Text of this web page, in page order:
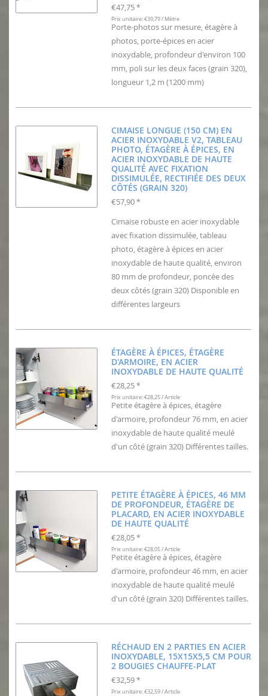
€47,75 *
Prix unitaire: €39,79 / Mètre
Porte-photos sur mesure, étagère à
photos, porte-épices en acier
inoxydable, profondeur d'environ 100
mm, poli sur les deux faces (grain 320),
longueur 1,2 m (1200 mm)
CIMAISE LONGUE (150 CM) EN
ACIER INOXYDABLE V2, TABLEAU
PHOTO, ÉTAGÈRE À ÉPICES, EN
ACIER INOXYDABLE DE HAUTE
QUALITÉ AVEC FIXATION
DISSIMULÉE, RECTIFIÉE DES DEUX
CÔTÉS (GRAIN 320)
€57,90 *
Cimaise robuste en acier inoxydable
avec fixation dissimulée, tableau
photo, étagère à épices en acier
inoxydable de haute qualité, environ
80 mm de profondeur, poncée des
deux côtés (grain 320) Disponible en
différentes largeurs
ÉTAGÈRE À ÉPICES, ÉTAGÈRE
D'ARMOIRE, EN ACIER
INOXYDABLE DE HAUTE QUALITÉ
€28,25 *
Prix unitaire: €28,25 / Article
Petite étagère à épices, étagère
d'armoire, profondeur 76 mm, en acier
inoxydable de haute qualité meulé
d'un côté (grain 320) Différentes tailles.
PETITE ÉTAGÈRE À ÉPICES, 46 MM
DE PROFONDEUR, ÉTAGÈRE DE
PLACARD, EN ACIER INOXYDABLE
DE HAUTE QUALITÉ
€28,05 *
Prix unitaire: €28,05 / Article
Petite étagère à épices, étagère
d'armoire, profondeur 46 mm, en acier
inoxydable de haute qualité meulé
d'un côté (grain 320) Différentes tailles.
RÉCHAUD EN 2 PARTIES EN ACIER
INOXYDABLE, 15X15X5,5 CM POUR
2 BOUGIES CHAUFFE-PLAT
€32,59 *
Prix unitaire: €32,59 / Article